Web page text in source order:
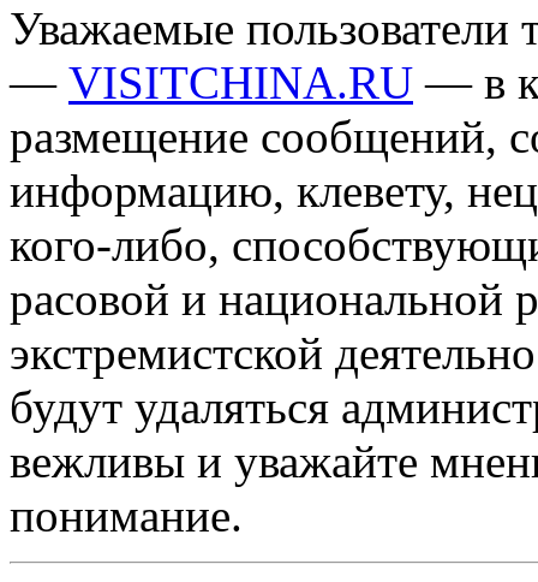
Уважаемые пользователи
— VISITCHINA.RU — в
размещение сообщений,
информацию, клевету,
кого-либо,
расовой и национальной
экстремистской
будут удаляться
вежливы и уважайте
понимание.